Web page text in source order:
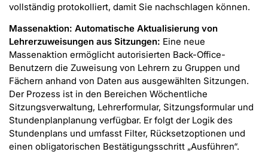
vollständig protokolliert, damit Sie nachschlagen können.
Massenaktion: Automatische Aktualisierung von
Lehrerzuweisungen aus Sitzungen: Eine neue
Massenaktion ermöglicht autorisierten Back-Office-
Benutzern die Zuweisung von Lehrern zu Gruppen und
Fächern anhand von Daten aus ausgewählten Sitzungen.
Der Prozess ist in den Bereichen Wöchentliche
Sitzungsverwaltung, Lehrerformular, Sitzungsformular und
Stundenplanplanung verfügbar. Er folgt der Logik des
Stundenplans und umfasst Filter, Rücksetzoptionen und
einen obligatorischen Bestätigungsschritt „Ausführen“.